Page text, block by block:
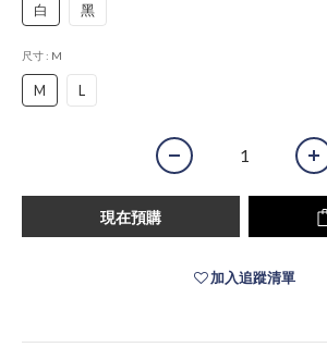
白 黑
尺寸 : M
M L
現在預購
加入追蹤清單